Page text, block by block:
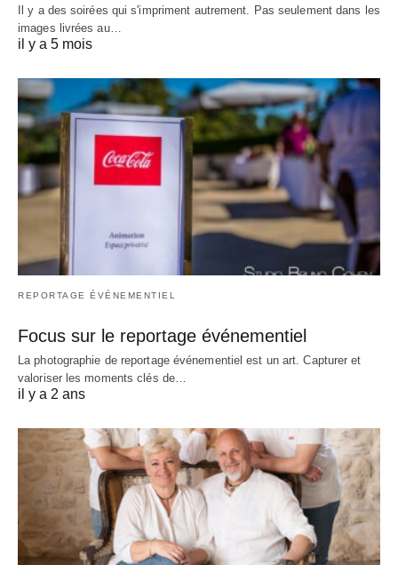
Il y a des soirées qui s'impriment autrement. Pas seulement dans les
images livrées au…
il y a 5 mois
REPORTAGE ÉVÉNEMENTIEL
Focus sur le reportage événementiel
La photographie de reportage événementiel est un art. Capturer et
valoriser les moments clés de…
il y a 2 ans